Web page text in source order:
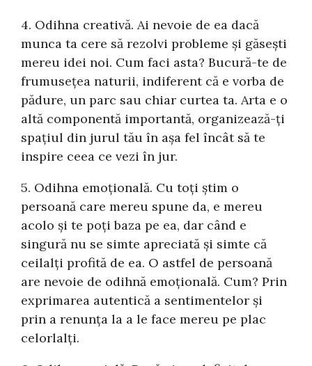
4. Odihna creativă. Ai nevoie de ea dacă
munca ta cere să rezolvi probleme și găsești
mereu idei noi. Cum faci asta? Bucură-te de
frumusețea naturii, indiferent că e vorba de
pădure, un parc sau chiar curtea ta. Arta e o
altă componentă importantă, organizează-ți
spațiul din jurul tău în așa fel încât să te
inspire ceea ce vezi în jur.
5. Odihna emoțională. Cu toți știm o
persoană care mereu spune da, e mereu
acolo și te poți baza pe ea, dar când e
singură nu se simte apreciată și simte că
ceilalți profită de ea. O astfel de persoană
are nevoie de odihnă emoțională. Cum? Prin
exprimarea autentică a sentimentelor și
prin a renunța la a le face mereu pe plac
celorlalți.